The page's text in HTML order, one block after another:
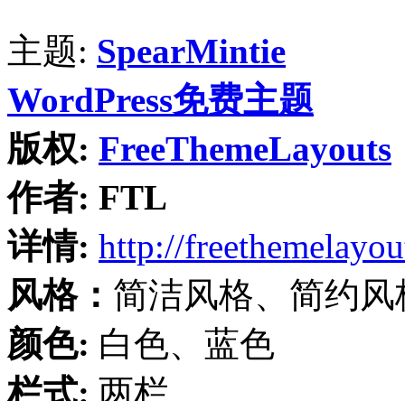
主题: SpearMintie
WordPress免费主题
版权: FreeThemeLayouts
作者: FTL
详情: http://
风格： 简洁风格、简约风
颜色: 白色、蓝色
栏式: 两栏